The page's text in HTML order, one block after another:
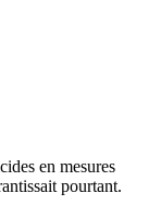
en mesures
pourtant.